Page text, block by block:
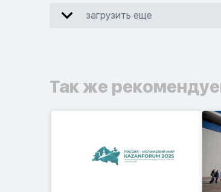
загрузить еще
Так же